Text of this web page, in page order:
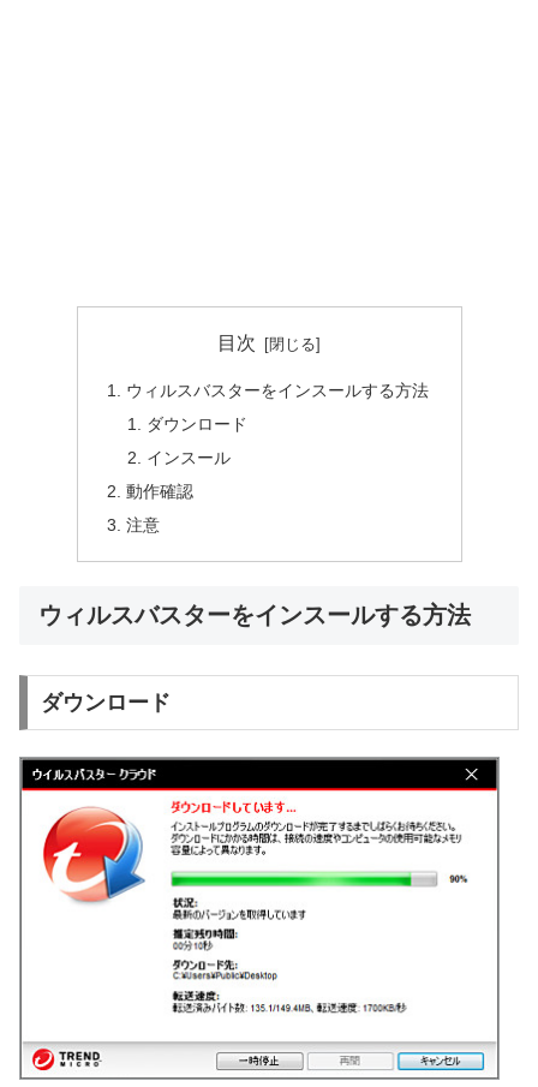
目次
ウィルスバスターをインスールする方法
ダウンロード
インスール
動作確認
注意
ウィルスバスターをインスールする方法
ダウンロード